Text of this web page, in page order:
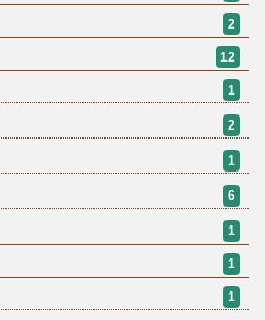
2
12
1
2
1
6
1
1
1